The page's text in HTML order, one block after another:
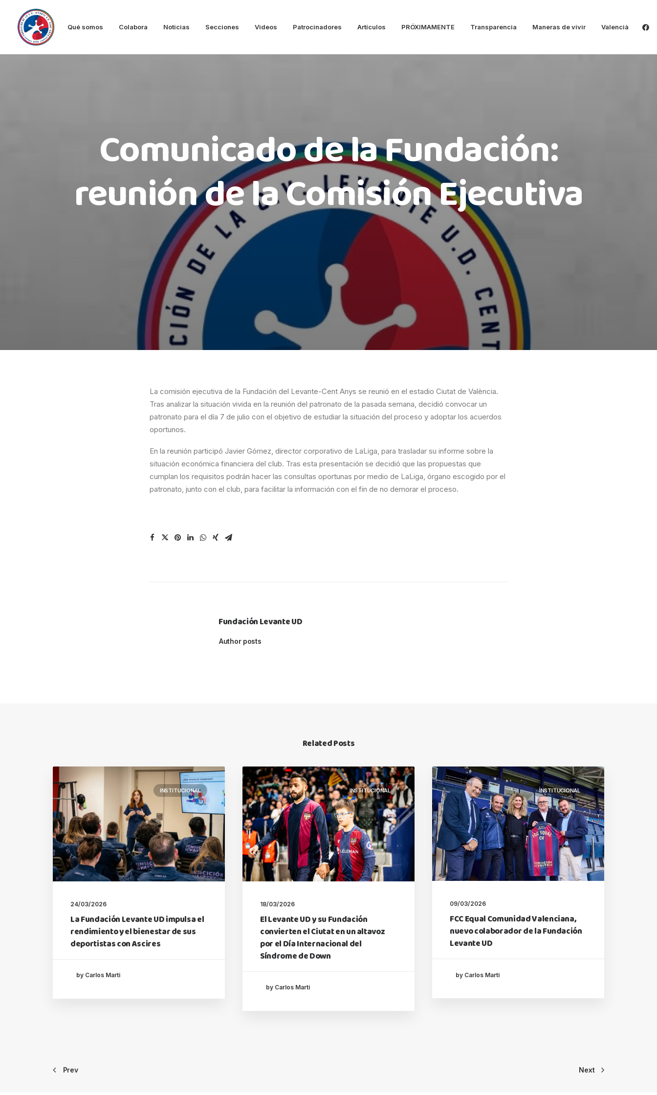
Qué somos Colabora Noticias Secciones Videos Patrocinadores Artículos PRÓXIMAMENTE Transparencia Maneras de vivir Valencià
Comunicado de la Fundación:
reunión de la Comisión Ejecutiva
La comisión ejecutiva de la Fundación del Levante-Cent Anys se reunió en el estadio Ciutat de València.
Tras analizar la situación vivida en la reunión del patronato de la pasada semana, decidió convocar un
patronato para el día 7 de julio con el objetivo de estudiar la situación del proceso y adoptar los acuerdos
oportunos.
En la reunión participó Javier Gómez, director corporativo de LaLiga, para trasladar su informe sobre la
situación económica financiera del club. Tras esta presentación se decidió que las propuestas que
cumplan los requisitos podrán hacer las consultas oportunas por medio de LaLiga, órgano escogido por el
patronato, junto con el club, para facilitar la información con el fin de no demorar el proceso.
Fundación Levante UD
Author posts
Related Posts
INSTITUCIONAL
24/03/2026
La Fundación Levante UD impulsa el
rendimiento y el bienestar de sus
deportistas con Ascires
by Carlos Marti
INSTITUCIONAL
18/03/2026
El Levante UD y su Fundación
convierten el Ciutat en un altavoz
por el Día Internacional del
Síndrome de Down
by Carlos Marti
INSTITUCIONAL
09/03/2026
FCC Equal Comunidad Valenciana,
nuevo colaborador de la Fundación
Levante UD
by Carlos Marti
Prev Next